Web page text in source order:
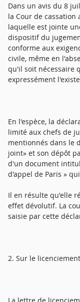
Dans un avis du 8
la Cour de
laquelle est jointe
dispositif du
conforme aux
civile, même en
qu'il soit nécessaire
expressément
En l'espèce, la
limité aux chefs de
mentionnés dans le
joint» et son dépôt
d'un document
d'appel de Paris »
Il en résulte qu'elle
effet dévolutif. La
saisie par cette
2. Sur le